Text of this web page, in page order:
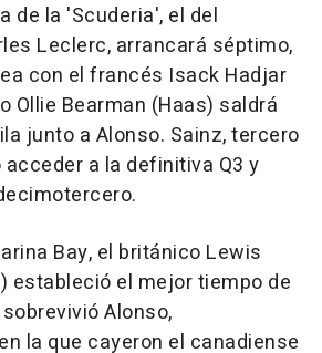
de la 'Scuderia', el del
Leclerc, arrancará séptimo,
con el francés Isack Hadjar
Ollie Bearman (Haas) saldrá
junto a Alonso. Sainz, tercero
acceder a la definitiva Q3 y
Bay, el británico Lewis
estableció el mejor tiempo de
Alonso,
la que cayeron el canadiense